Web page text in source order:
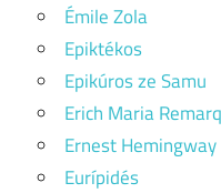
Émile Zola
Epiktékos
Epikúros ze Samu
Erich Maria
Ernest Hemingway
Eurípidés